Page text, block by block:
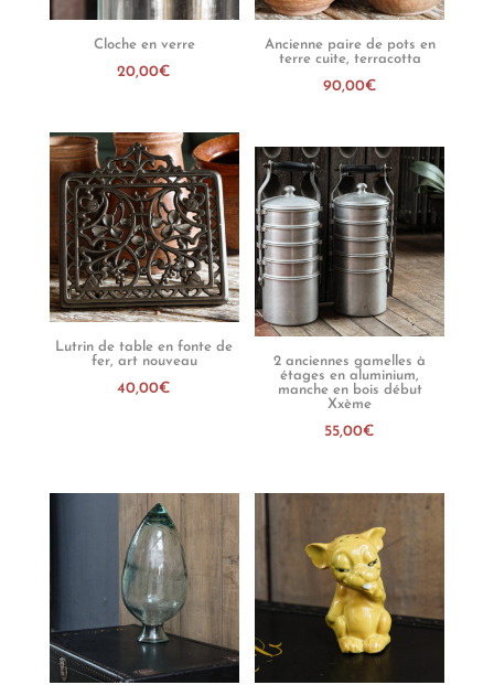
Cloche en verre
20,00€
Ancienne paire de pots en
terre cuite, terracotta
90,00€
Lutrin de table en fonte de
fer, art nouveau
40,00€
2 anciennes gamelles à
étages en aluminium,
manche en bois début
Xxème
55,00€